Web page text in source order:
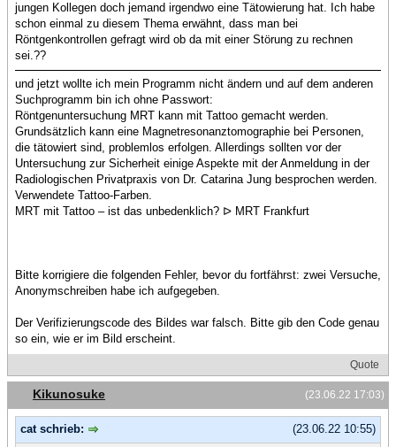
jungen Kollegen doch jemand irgendwo eine Tätowierung hat. Ich habe
schon einmal zu diesem Thema erwähnt, dass man bei
Röntgenkontrollen gefragt wird ob da mit einer Störung zu rechnen
sei.??
und jetzt wollte ich mein Programm nicht ändern und auf dem anderen
Suchprogramm bin ich ohne Passwort:
Röntgenuntersuchung MRT kann mit Tattoo gemacht werden.
Grundsätzlich kann eine Magnetresonanztomographie bei Personen,
die tätowiert sind, problemlos erfolgen. Allerdings sollten vor der
Untersuchung zur Sicherheit einige Aspekte mit der Anmeldung in der
Radiologischen Privatpraxis von Dr. Catarina Jung besprochen werden.
Verwendete Tattoo-Farben.
MRT mit Tattoo – ist das unbedenklich? ᐅ MRT Frankfurt
Bitte korrigiere die folgenden Fehler, bevor du fortfährst: zwei Versuche,
Anonymschreiben habe ich aufgegeben.
Der Verifizierungscode des Bildes war falsch. Bitte gib den Code genau
so ein, wie er im Bild erscheint.
Quote
(23.06.22 17:03)
Kikunosuke
(23.06.22 10:55)
cat schrieb: